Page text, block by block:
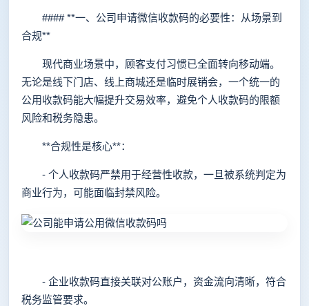
#### **一、公司申请微信收款码的必要性：从场景到
合规**
现代商业场景中，顾客支付习惯已全面转向移动端。
无论是线下门店、线上商城还是临时展销会，一个统一的
公用收款码能大幅提升交易效率，避免个人收款码的限额
风险和税务隐患。
**合规性是核心**：
- 个人收款码严禁用于经营性收款，一旦被系统判定为
商业行为，可能面临封禁风险。
- 企业收款码直接关联对公账户，资金流向清晰，符合
税务监管要求。